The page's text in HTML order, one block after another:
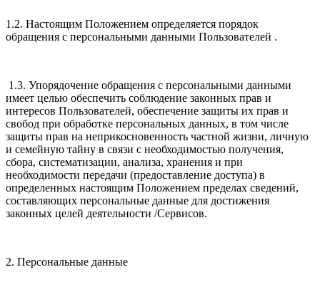
1.2. Настоящим Положением определяется порядок
обращения с персональными данными Пользователей .
1.3. Упорядочение обращения с персональными данными
имеет целью обеспечить соблюдение законных прав и
интересов Пользователей, обеспечение защиты их прав и
свобод при обработке персональных данных, в том числе
защиты прав на неприкосновенность частной жизни, личную
и семейную тайну в связи с необходимостью получения,
сбора, систематизации, анализа, хранения и при
необходимости передачи (предоставление доступа) в
определенных настоящим Положением пределах сведений,
составляющих персональные данные для достижения
законных целей деятельности /Сервисов.
2. Персональные данные